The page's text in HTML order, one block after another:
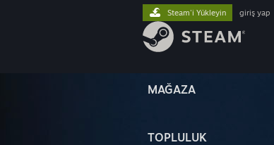
MAĞAZA
TOPLULUK
Steam'i Yükleyin giriş yap